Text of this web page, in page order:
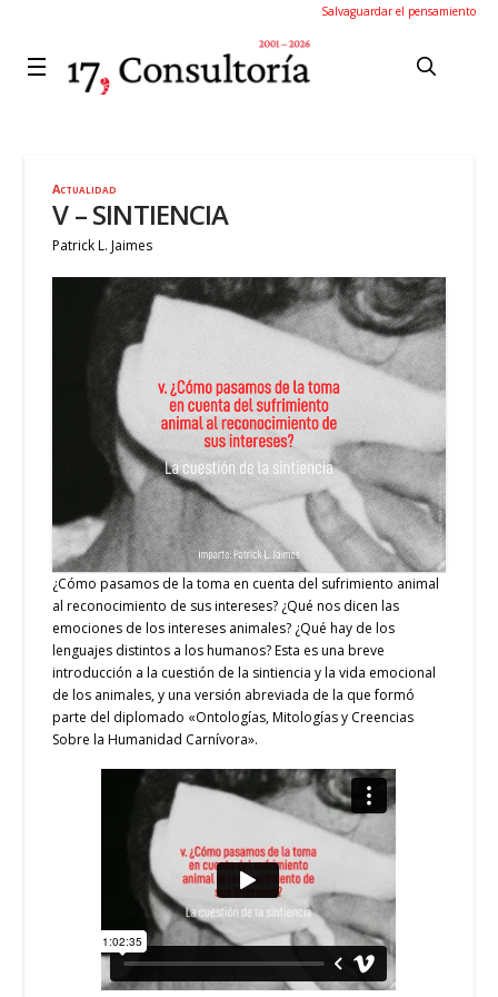
Salvaguardar el pensamiento
Actualidad
V – SINTIENCIA
Patrick L. Jaimes
¿Cómo pasamos de la toma en cuenta del sufrimiento animal
al reconocimiento de sus intereses? ¿Qué nos dicen las
emociones de los intereses animales? ¿Qué hay de los
lenguajes distintos a los humanos? Esta es una breve
introducción a la cuestión de la sintiencia y la vida emocional
de los animales, y una versión abreviada de la que formó
parte del diplomado «Ontologías, Mitologías y Creencias
Sobre la Humanidad Carnívora».